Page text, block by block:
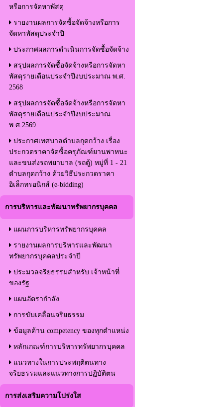
หรือการจัดหาพัสดุ
รายงานผลการจัดซื้อจัดจ้างหรือการ
จัดหาพัสดุประจำปี
ประกาศผลการดำเนินการจัดซื้อจัดจ้าง
สรุปผลการจัดซื้อจัดจ้างหรือการจัดหา
พัสดุรายเดือนประจำปีงบประมาณ พ.ศ.
2568
สรุปผลการจัดซื้อจัดจ้างหรือการจัดหา
พัสดุรายเดือนประจำปีงบประมาณ
พ.ศ.2569
ประกาศเทศบาลตำบลกุดกว้าง เรื่อง
ประกวดราคาจัดซื้อครุภัณฑ์ยานพาหนะ
และขนส่งรถพยาบาล (รถตู้) หมู่ที่ 1 - 21
ตำบลกุดกว้าง ด้วยวิธีประกวดราคา
อิเล็กทรอนิกส์ (e-bidding)
การบริหารและพัฒนาทรัพยากรบุคคล
แผนการบริหารทรัพยากรบุคคล
รายงานผลการบริหารและพัฒนา
ทรัพยากรบุคคลประจำปี
ประมวลจริยธรรมสำหรับ เจ้าหน้าที่
ของรัฐ
แผนอัตรากำลัง
การขับเคลื่อนจริยธรรม
ข้อมูลด้าน competency ของทุกตำแหน่ง
หลักเกณฑ์การบริหารทรัพยากรบุคคล
แนวทางในการประพฤติตนทาง
จริยธรรมและแนวทางการปฏิบัติตน
การส่งเสริมความโปร่งใส